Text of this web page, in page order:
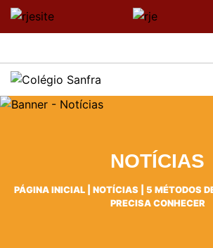
NOTÍCIAS
PÁGINA INICIAL| NOTÍCIAS
5 MÉTODOS
PRECISA CONHECER